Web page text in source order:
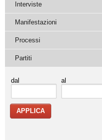
Interviste
Manifestazioni
Processi
Partiti
dal al